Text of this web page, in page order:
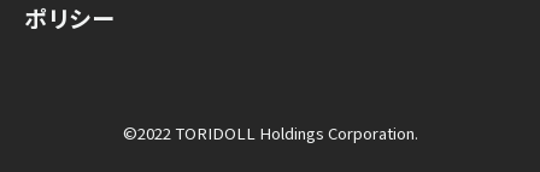
ポリシー
©2022 TORIDOLL Holdings Corporation.